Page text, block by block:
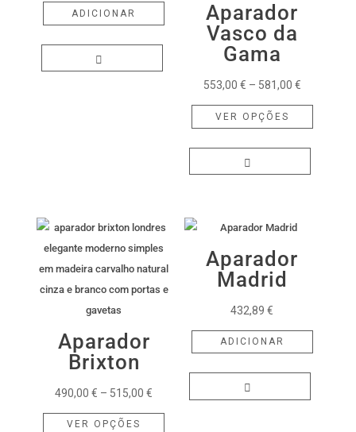
ADICIONAR
Aparador
Vasco da
Gama
553,00 € – 581,00 €Price
range:
553,00 €
through
VER OPÇÕES
This
product
the
product
Aparador
Brixton
490,00€ – 515,00€
range:
VER OPÇÕES
This
Aparador
Madrid
432,89€
ADICIONAR